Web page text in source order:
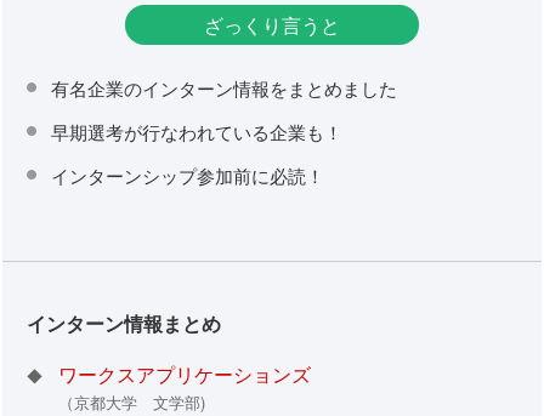
ざっくり言うと
有名企業のインターン情報をまとめました
早期選考が行なわれている企業も！
インターンシップ参加前に必読！
インターン情報まとめ
◆ ワークスアプリケーションズ
（京都大学 文学部)